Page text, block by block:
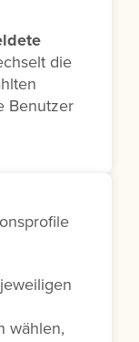
die
Benutzer
wählen,